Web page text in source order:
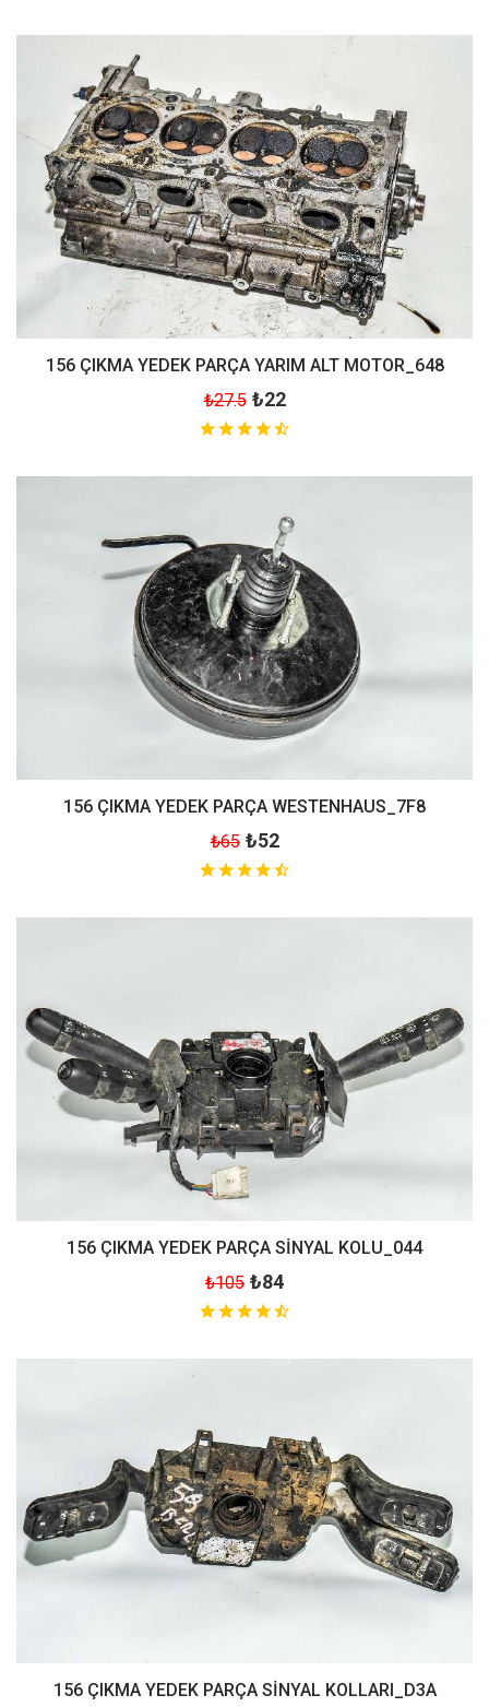
156 ÇIKMA YEDEK PARÇA YARIM ALT MOTOR_648
₺27.5 ₺22
156 ÇIKMA YEDEK PARÇA WESTENHAUS_7F8
₺65 ₺52
156 ÇIKMA YEDEK PARÇA SİNYAL KOLU_044
₺105 ₺84
156 ÇIKMA YEDEK PARÇA SİNYAL KOLLARI_D3A